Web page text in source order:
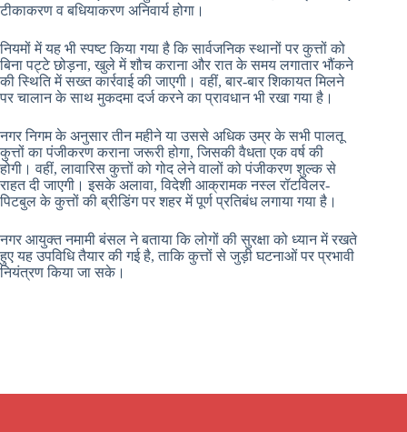
टीकाकरण व बधियाकरण अनिवार्य होगा।
नियमों में यह भी स्पष्ट किया गया है कि सार्वजनिक स्थानों पर कुत्तों को
बिना पट्टे छोड़ना, खुले में शौच कराना और रात के समय लगातार भौंकने
की स्थिति में सख्त कार्रवाई की जाएगी। वहीं, बार-बार शिकायत मिलने
पर चालान के साथ मुकदमा दर्ज करने का प्रावधान भी रखा गया है।
नगर निगम के अनुसार तीन महीने या उससे अधिक उम्र के सभी पालतू
कुत्तों का पंजीकरण कराना जरूरी होगा, जिसकी वैधता एक वर्ष की
होगी। वहीं, लावारिस कुत्तों को गोद लेने वालों को पंजीकरण शुल्क से
राहत दी जाएगी। इसके अलावा, विदेशी आक्रामक नस्ल रॉटविलर-
पिटबुल के कुत्तों की ब्रीडिंग पर शहर में पूर्ण प्रतिबंध लगाया गया है।
नगर आयुक्त नमामी बंसल ने बताया कि लोगों की सुरक्षा को ध्यान में रखते
हुए यह उपविधि तैयार की गई है, ताकि कुत्तों से जुड़ी घटनाओं पर प्रभावी
नियंत्रण किया जा सके।